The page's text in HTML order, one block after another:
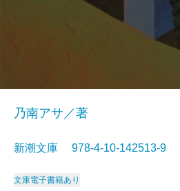
乃南アサ／著
新潮文庫 978-4-10-142513-9
文庫電子書籍あり